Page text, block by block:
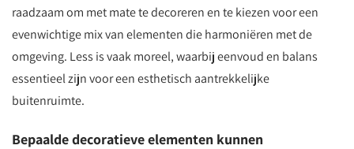
raadzaam om met mate te decoreren en te kiezen voor een
evenwichtige mix van elementen die harmoniëren met de
omgeving. Less is vaak moreel, waarbij eenvoud en balans
essentieel zijn voor een esthetisch aantrekkelijke
buitenruimte.
Bepaalde decoratieve elementen kunnen